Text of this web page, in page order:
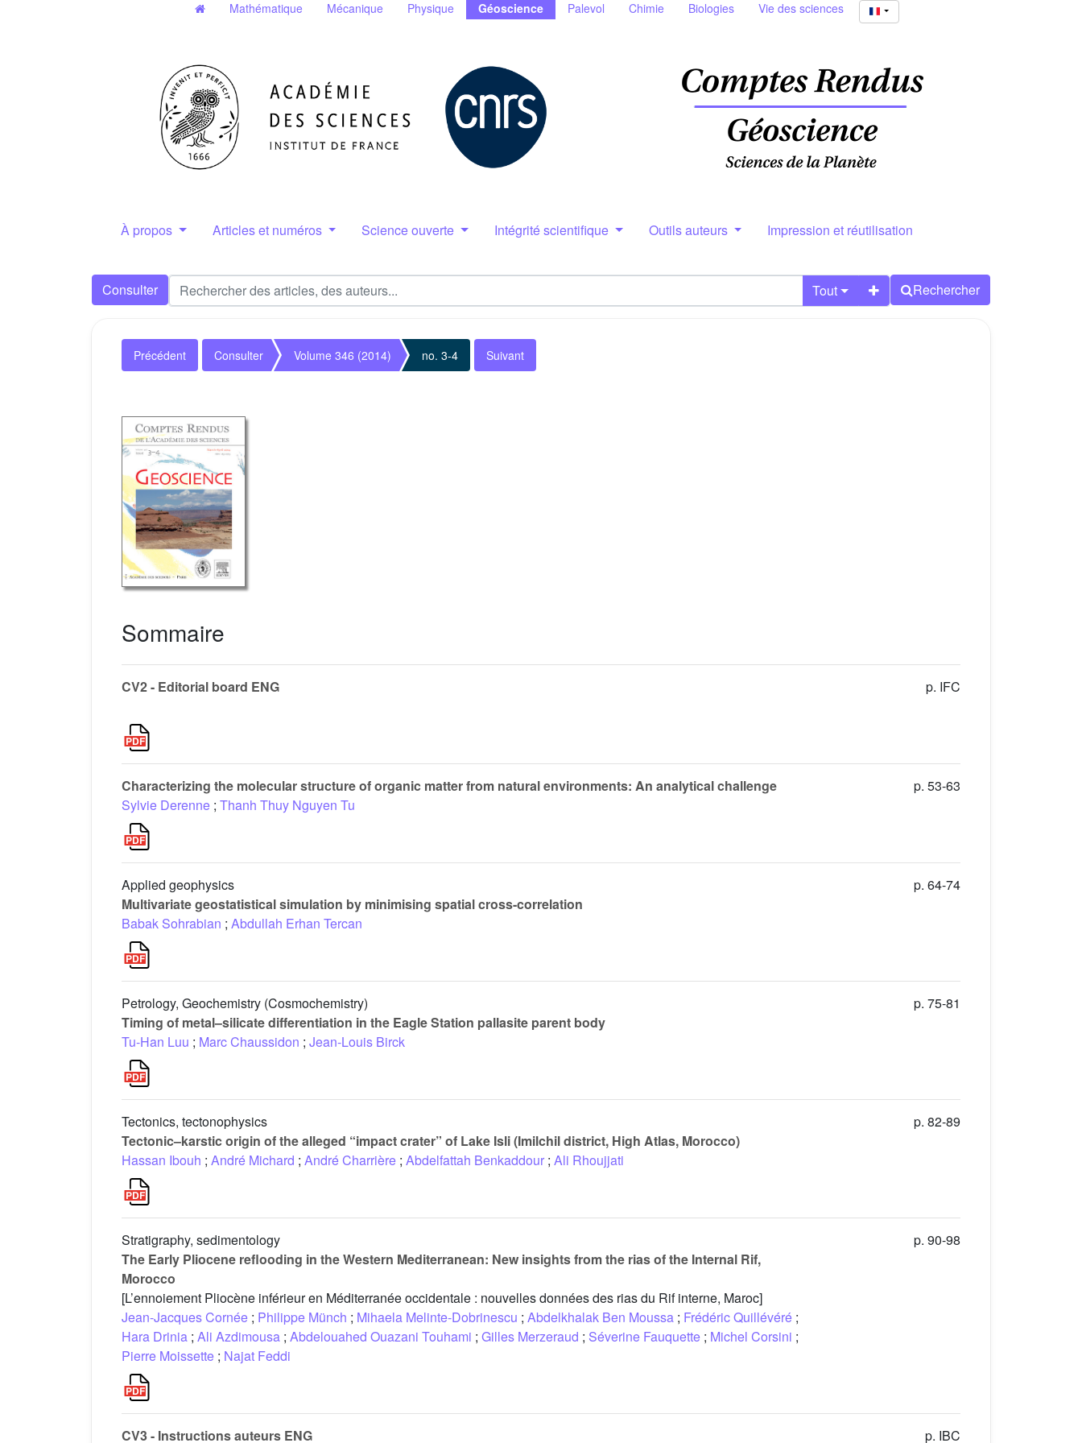
Mathématique Mécanique Physique Géoscience Palevol Chimie Biologies Vie des sciences
À propos Articles et numéros Science ouverte Intégrité scientifique Outils auteurs Impression et réutilisation
Consulter Tout Rechercher
Précédent Consulter Volume 346 (2014) no. 3-4 Suivant
Sommaire
CV2 - Editorial board ENG p. IFC
Characterizing the molecular structure of organic matter from natural environments: An analytical challenge
Sylvie Derenne ; Thanh Thuy Nguyen Tu
p. 53-63
Applied geophysics
Multivariate geostatistical simulation by minimising spatial cross-correlation
Babak Sohrabian ; Abdullah Erhan Tercan
p. 64-74
Petrology, Geochemistry (Cosmochemistry)
Timing of metal–silicate differentiation in the Eagle Station pallasite parent body
Tu-Han Luu ; Marc Chaussidon ; Jean-Louis Birck
p. 75-81
Tectonics, tectonophysics
Tectonic–karstic origin of the alleged “impact crater” of Lake Isli (Imilchil district, High Atlas, Morocco)
Hassan Ibouh ; André Michard ; André Charrière ; Abdelfattah Benkaddour ; Ali Rhoujjati
p. 82-89
Stratigraphy, sedimentology
The Early Pliocene reflooding in the Western Mediterranean: New insights from the rias of the Internal Rif,
Morocco
[L’ennoiement Pliocène inférieur en Méditerranée occidentale : nouvelles données des rias du Rif interne, Maroc]
Jean-Jacques Cornée ; Philippe Münch ; Mihaela Melinte-Dobrinescu ; Abdelkhalak Ben Moussa ; Frédéric Quillévéré ;
Hara Drinia ; Ali Azdimousa ; Abdelouahed Ouazani Touhami ; Gilles Merzeraud ; Séverine Fauquette ; Michel Corsini ;
Pierre Moissette ; Najat Feddi
p. 90-98
CV3 - Instructions auteurs ENG p. IBC